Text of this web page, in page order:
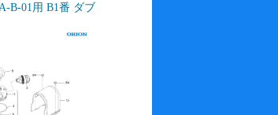
B-01用 B1番 ダブ